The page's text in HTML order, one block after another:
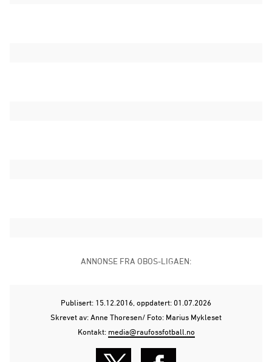
ANNONSE FRA OBOS-LIGAEN:
Publisert: 15.12.2016 , oppdatert: 01.07.2026
Skrevet av: Anne Thoresen/ Foto: Marius Mykleset
Kontakt: media@raufossfotball.no